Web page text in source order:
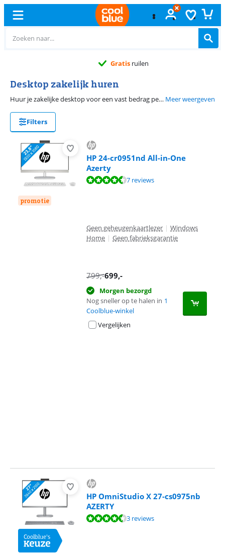
Gratisruilen
Desktop zakelijk huren
Huur je zakelijke desktop voor een vast bedrag per maand. Je huurt al vanaf een half jaar. Na je huurperiode lever je jouw oude apparaten in en krijg je een aanbod voor een nieuw contract. Zo werk je altijd met de nieuwste desktop. Meer weergeven
Filters
promotie
HP 24-cr0951nd All-in-One
Azerty
Beoordeling is 9,0 van de 10, gebaseerd op 7 reviews.
7 reviews
Geen geheugenkaartlezer | Windows
Home | Geen fabrieksgarantie
799,-699,-
Morgen bezorgd
Nog sneller op te halen in 1
Coolblue-winkel
Vergelijken
HP OmniStudio X 27-cs0975nb
AZERTY
Beoordeling is 9,2 van de 10, gebaseerd op 3 reviews.
3 reviews